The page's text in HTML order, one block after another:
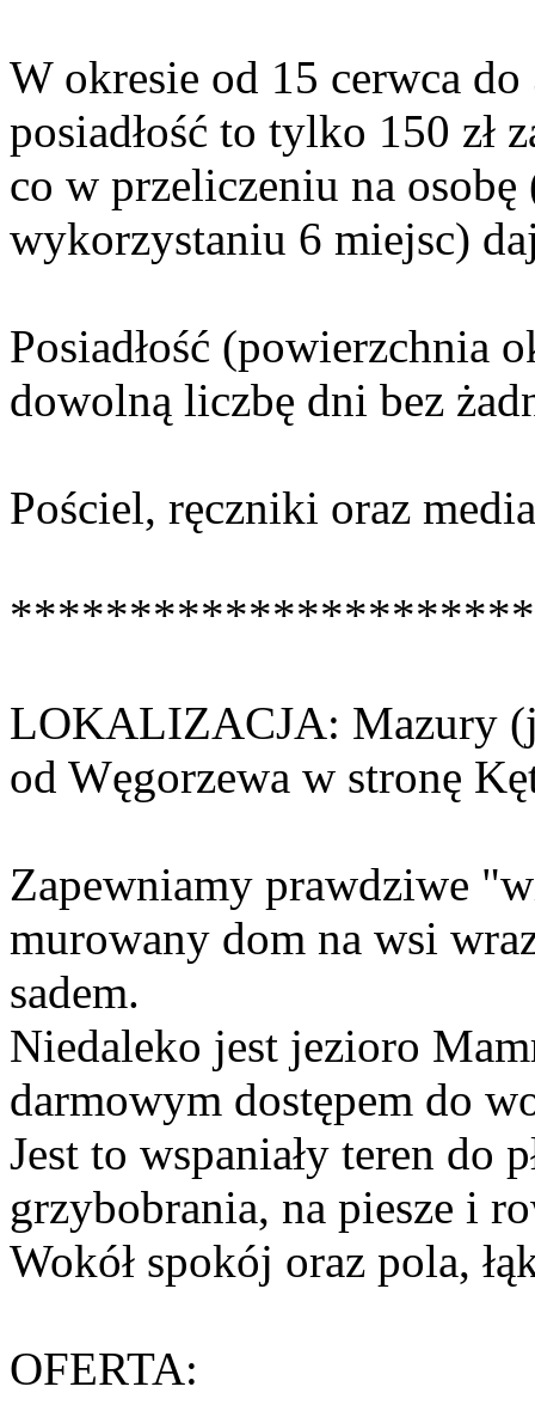
W okresie od 15 cerwca do
posiadłość to tylko 150 zł
co w przeliczeniu na
wykorzystaniu 6 miejsc)
Posiadłość (powierzchnia
dowolną liczbę dni bez
Pościel, ręczniki oraz
LOKALIZACJA: Mazury
od Węgorzewa w stronę
Zapewniamy prawdziwe
murowany dom na wsi
sadem.
Niedaleko jest jezioro
darmowym dostępem do
Jest to wspaniały teren do
grzybobrania, na piesze i
Wokół spokój oraz pola,
OFERTA: